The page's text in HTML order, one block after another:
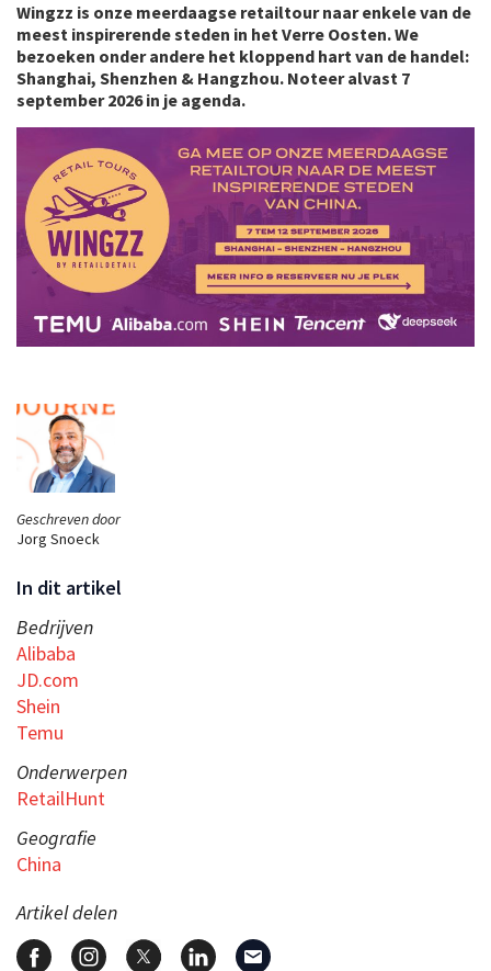
Geschreven door
Jorg Snoeck
In dit artikel
Bedrijven
Alibaba
JD.com
Shein
Temu
Onderwerpen
RetailHunt
Geografie
China
Artikel delen
Wingzz is onze meerdaagse retailtour naar enkele van de
meest inspirerende steden in het Verre Oosten. We
bezoeken onder andere het kloppend hart van de handel:
Shanghai, Shenzhen & Hangzhou. Noteer alvast 7
september 2026 in je agenda.